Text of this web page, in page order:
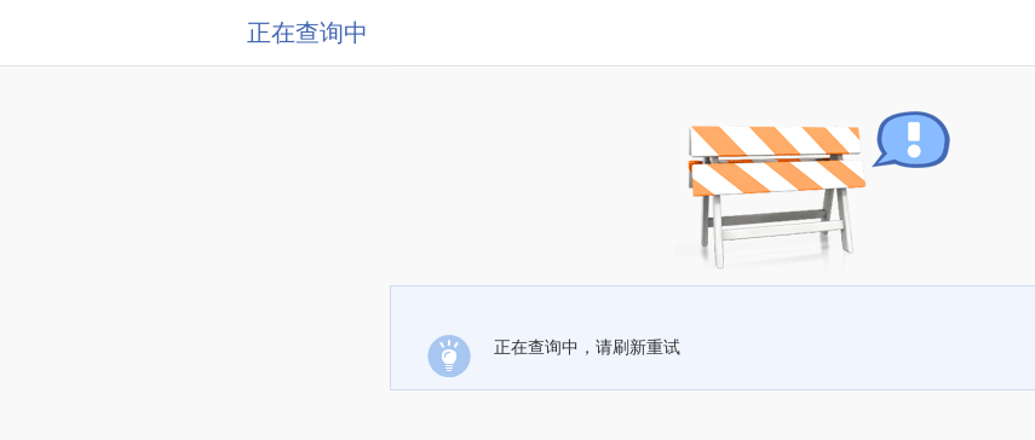
正在查询中
正在查询中，请刷新重试